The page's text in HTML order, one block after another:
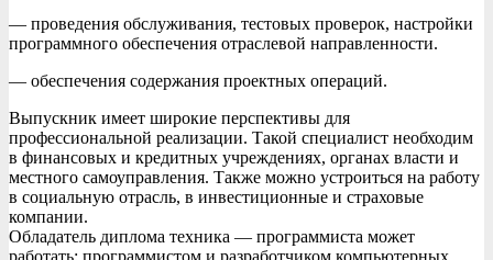
— проведения обслуживания, тестовых проверок, настройки
программного обеспечения отраслевой направленности.
— обеспечения содержания проектных операций.
Выпускник имеет широкие перспективы для
профессиональной реализации. Такой специалист необходим
в финансовых и кредитных учреждениях, органах власти и
местного самоуправления. Также можно устроиться на работу
в социальную отрасль, в инвестиционные и страховые
компании.
Обладатель диплома техника — программиста может
работать: программистом и разработчиком компьютерных